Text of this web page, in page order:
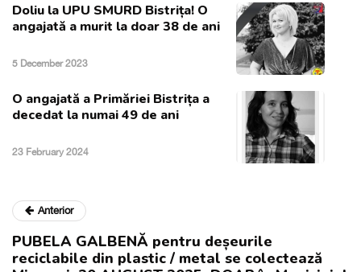
Doliu la UPU SMURD Bistrița! O
angajată a murit la doar 38 de ani
5 December 2023
O angajată a Primăriei Bistrița a
decedat la numai 49 de ani
23 February 2024
Anterior
PUBELA GALBENĂ pentru deșeurile
reciclabile din plastic / metal se colectează